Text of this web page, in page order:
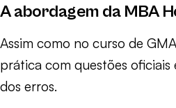
A abordagem da MBA
Assim como no curso de
prática com questões oficiais
dos erros.